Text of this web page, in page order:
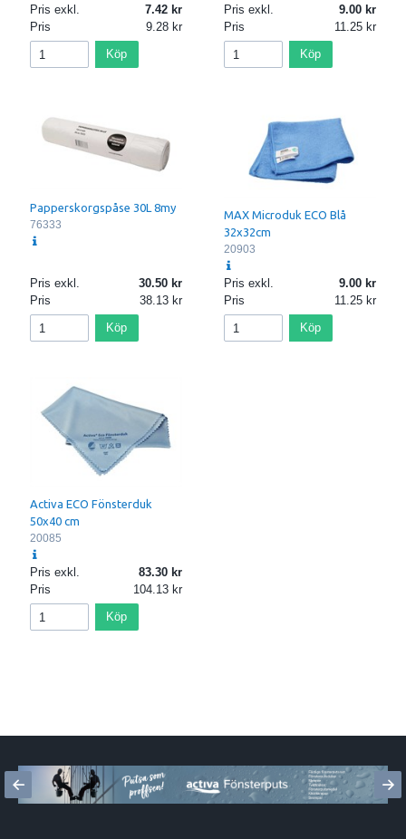
Pris exkl.
7.42
Pris
9.28
Köp
Pris exkl.
9.00
Pris
11.25
Köp
Papperskorgspåse 30L 8my
76333
Pris exkl.
30.50
Pris
38.13
Köp
MAX Microduk ECO Blå
32x32cm
20903
Pris exkl.
9.00
Pris
11.25
Köp
Activa ECO Fönsterduk
50x40 cm
20085
Pris exkl.
83.30
Pris
104.13
Köp